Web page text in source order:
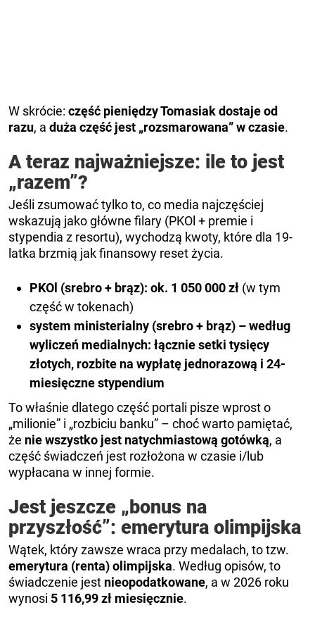
W skrócie: część pieniędzy Tomasiak dostaje od
razu, a duża część jest „rozsmarowana” w czasie.
A teraz najważniejsze: ile to jest
„razem”?
Jeśli zsumować tylko to, co media najczęściej
wskazują jako główne filary (PKOl + premie i
stypendia z resortu), wychodzą kwoty, które dla 19-
latka brzmią jak finansowy reset życia.
PKOl (srebro + brąz): ok. 1 050 000 zł (w tym
część w tokenach)
system ministerialny (srebro + brąz) – według
wyliczeń medialnych: łącznie setki tysięcy
złotych, rozbite na wypłatę jednorazową i 24-
miesięczne stypendium
To właśnie dlatego część portali pisze wprost o
„milionie” i „rozbiciu banku” – choć warto pamiętać,
że nie wszystko jest natychmiastową gotówką, a
część świadczeń jest rozłożona w czasie i/lub
wypłacana w innej formie.
Jest jeszcze „bonus na
przyszłość”: emerytura olimpijska
Wątek, który zawsze wraca przy medalach, to tzw.
emerytura (renta) olimpijska. Według opisów, to
świadczenie jest nieopodatkowane, a w 2026 roku
wynosi 5 116,99 zł miesięcznie.